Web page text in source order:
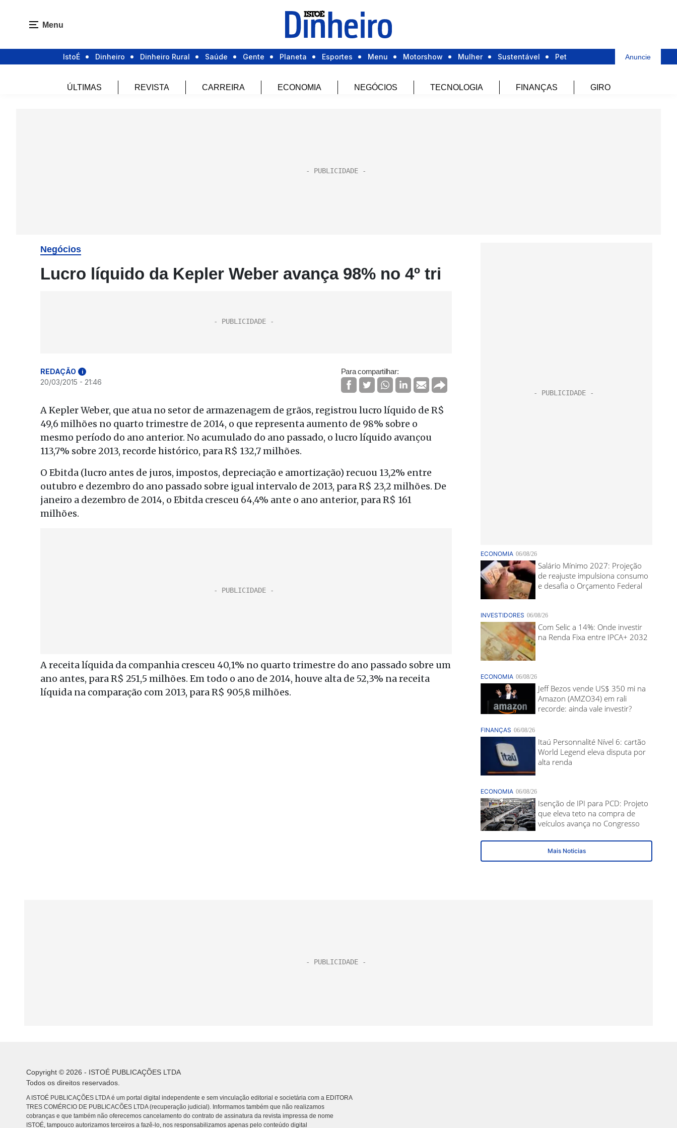
Menu
IstoÉ Dinheiro Dinheiro Rural Saúde Gente Planeta Esportes Menu Motorshow Mulher Sustentável Pet Anuncie
ÚLTIMAS REVISTA CARREIRA ECONOMIA NEGÓCIOS TECNOLOGIA FINANÇAS GIRO
Negócios
Lucro líquido da Kepler Weber avança 98% no 4º tri
REDAÇÃO i
20/03/2015 - 21:46
Para compartilhar:
A Kepler Weber, que atua no setor de armazenagem de grãos, registrou lucro líquido de R$
49,6 milhões no quarto trimestre de 2014, o que representa aumento de 98% sobre o
mesmo período do ano anterior. No acumulado do ano passado, o lucro líquido avançou
113,7% sobre 2013, recorde histórico, para R$ 132,7 milhões.
O Ebitda (lucro antes de juros, impostos, depreciação e amortização) recuou 13,2% entre
outubro e dezembro do ano passado sobre igual intervalo de 2013, para R$ 23,2 milhões. De
janeiro a dezembro de 2014, o Ebitda cresceu 64,4% ante o ano anterior, para R$ 161
milhões.
A receita líquida da companhia cresceu 40,1% no quarto trimestre do ano passado sobre um
ano antes, para R$ 251,5 milhões. Em todo o ano de 2014, houve alta de 52,3% na receita
líquida na comparação com 2013, para R$ 905,8 milhões.
Copyright © 2026 - ISTOÉ PUBLICAÇÕES LTDA
Todos os direitos reservados.
A ISTOÉ PUBLICAÇÕES LTDA é um portal digital independente e sem vinculação editorial e societária com a EDITORA
TRES COMÉRCIO DE PUBLICACÕES LTDA (recuperação judicial). Informamos também que não realizamos
cobranças e que também não oferecemos cancelamento do contrato de assinatura da revista impressa de nome
ISTOÉ, tampouco autorizamos terceiros a fazê-lo, nos responsabilizamos apenas pelo conteúdo digital